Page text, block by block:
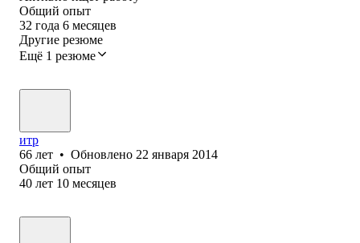
Общий опыт
32 года 6 месяцев
Другие резюме
Ещё 1 резюме
итр
66 лет • Обновлено 22 января 2014
Общий опыт
40 лет 10 месяцев